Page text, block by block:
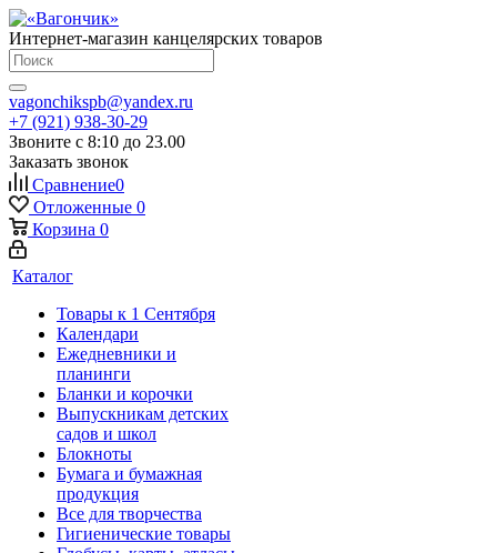
Интернет-магазин канцелярских товаров
vagonchikspb@yandex.ru
+7 (921) 938-30-29
Звоните с 8:10 до 23.00
Заказать звонок
Сравнение0
Отложенные 0
Корзина 0
Каталог
Товары к 1 Сентября
Календари
Ежедневники и
планинги
Бланки и корочки
Выпускникам детских
садов и школ
Блокноты
Бумага и бумажная
продукция
Все для творчества
Гигиенические товары